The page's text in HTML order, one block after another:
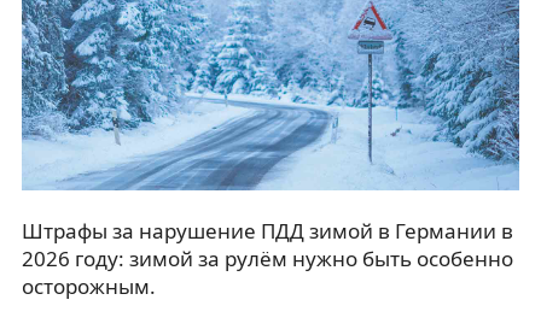
Штрафы за нарушение ПДД зимой в Германии в
2026 году: зимой за рулём нужно быть особенно
осторожным.